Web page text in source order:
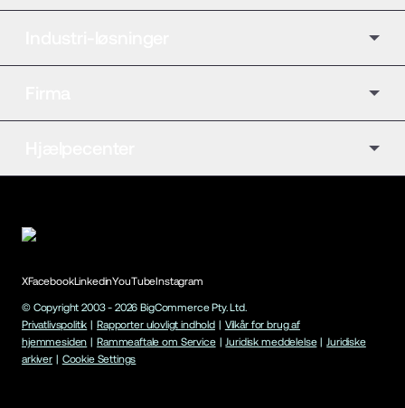
XFacebookLinkedinYouTubeInstagram
© Copyright 2003 - 2026 BigCommerce Pty. Ltd.
Privatlivspolitik | Rapporter ulovligt indhold | Vilkår for brug af
hjemmesiden | Rammeaftale om Service | Juridisk meddelelse | Juridiske
arkiver | Cookie Settings